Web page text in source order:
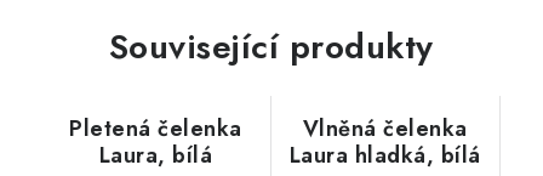
Související produkty
Pletená čelenka
Laura, bílá
Vlněná čelenka
Laura hladká, bílá